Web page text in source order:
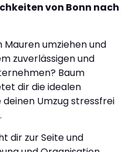
von Bonn nach
umziehen und
zuverlässigen und
Baum
dir die idealen
Umzug stressfrei
dir zur Seite und